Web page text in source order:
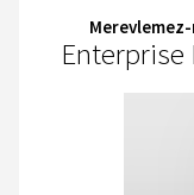
Enterprise